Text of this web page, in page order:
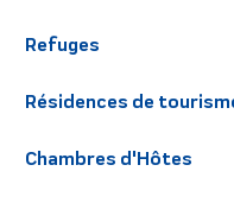
Refuges
Résidences de
Chambres d'Hôtes
sur Calaméo